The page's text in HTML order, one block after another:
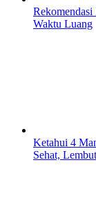
Waktu Luang
Ketahui 4
Sehat,